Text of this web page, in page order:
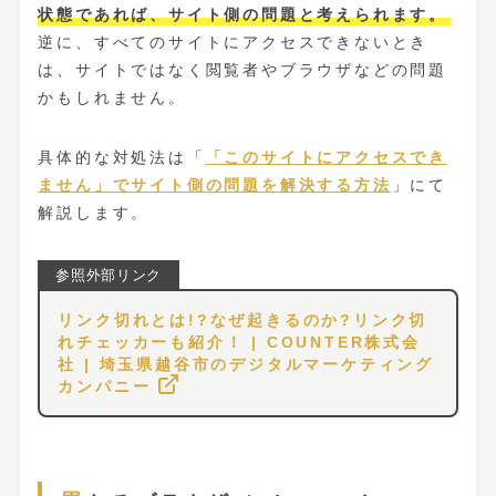
状態であれば、サイト側の問題と考えられます。
逆に、すべてのサイトにアクセスできないとき
は、サイトではなく閲覧者やブラウザなどの問題
かもしれません。
具体的な対処法は「
「このサイトにアクセスでき
ません」でサイト側の問題を解決する方法 」にて
解説します。
リンク切れとは!?なぜ起きるのか?リンク切
れチェッカーも紹介！ | COUNTER株式会
社 | 埼玉県越谷市のデジタルマーケティング
カンパニー